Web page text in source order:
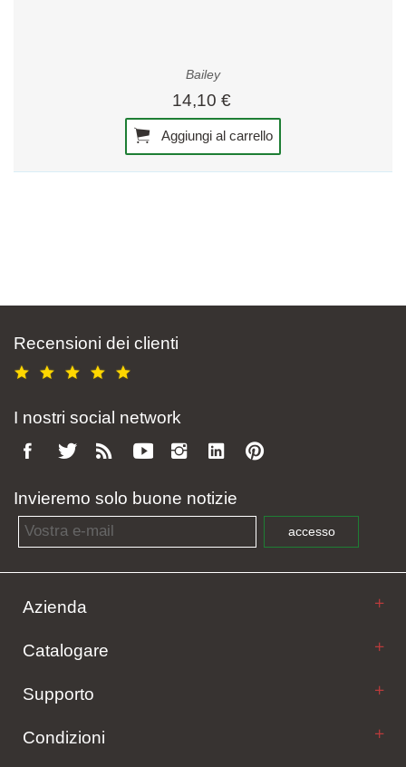
Bailey
14,10 €
Aggiungi al carrello
Recensioni dei clienti
I nostri social network
Invieremo solo buone notizie
Email address
accesso
Azienda
Catalogare
Supporto
Condizioni